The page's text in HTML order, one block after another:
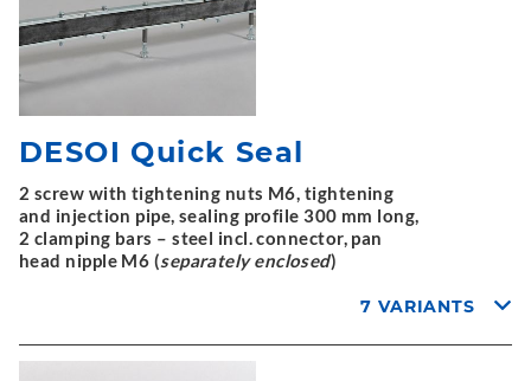
DESOI Quick Seal
2 screw with tightening nuts M6, tightening
and injection pipe, sealing profile 300 mm long,
2 clamping bars – steel incl. connector, pan
head nipple M6 (separately enclosed)
7 VARIANTS